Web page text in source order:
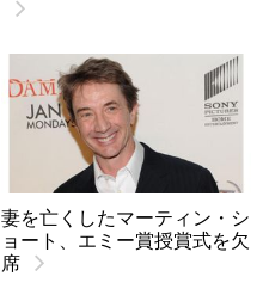
妻を亡くしたマーティン・シ
ョート、エミー賞授賞式を欠
席